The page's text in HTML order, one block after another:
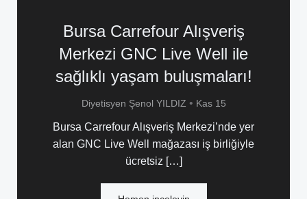
Bursa Carrefour Alışveriş
Merkezi GNC Live Well ile
sağlıklı yaşam buluşmaları!
Diyetisyen Şenol YILDIZ • Kas 15
Bursa Carrefour Alışveriş Merkezi’nde yer
alan GNC Live Well mağazası iş birliğiyle
ücretsiz […]